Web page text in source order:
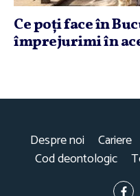
Ce poţi face în
împrejurimi în
Despre noi Cariere
Cod deontologic